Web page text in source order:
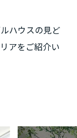
ハウスの見ど
アをご紹介い